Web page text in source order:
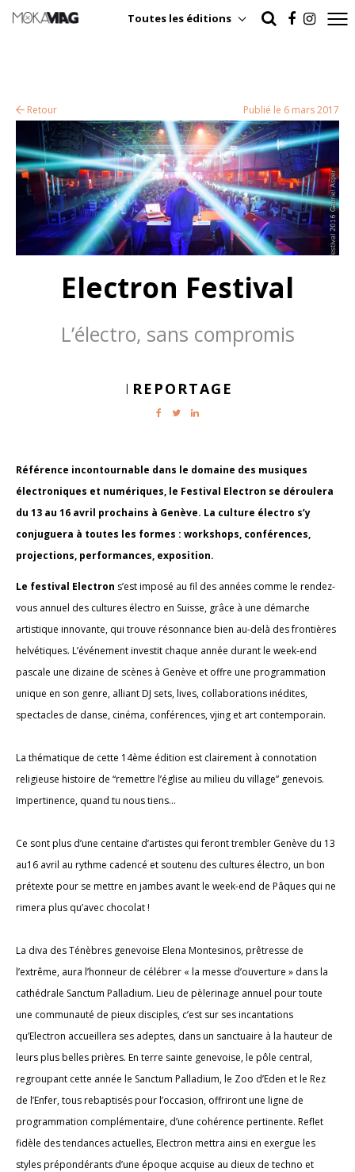
Toutes les éditions
Retour Publié le 6 mars 2017
Electron Festival
L’électro, sans compromis
| REPORTAGE
Référence incontournable dans le domaine des musiques
électroniques et numériques, le Festival Electron se déroulera
du 13 au 16 avril prochains à Genève. La culture électro s’y
conjuguera à toutes les formes : workshops, conférences,
projections, performances, exposition.
Le festival Electron s’est imposé au fil des années comme le rendez-
vous annuel des cultures électro en Suisse, grâce à une démarche
artistique innovante, qui trouve résonnance bien au-delà des frontières
helvétiques. L’événement investit chaque année durant le week-end
pascale une dizaine de scènes à Genève et offre une programmation
unique en son genre, alliant DJ sets, lives, collaborations inédites,
spectacles de danse, cinéma, conférences, vjing et art contemporain.
La thématique de cette 14ème édition est clairement à connotation
religieuse histoire de “remettre l’église au milieu du village” genevois.
Impertinence, quand tu nous tiens…
Ce sont plus d’une centaine d’artistes qui feront trembler Genève du 13
au16 avril au rythme cadencé et soutenu des cultures électro, un bon
prétexte pour se mettre en jambes avant le week-end de Pâques qui ne
rimera plus qu’avec chocolat !
La diva des Ténèbres genevoise Elena Montesinos, prêtresse de
l’extrême, aura l’honneur de célébrer « la messe d’ouverture » dans la
cathédrale Sanctum Palladium. Lieu de pèlerinage annuel pour toute
une communauté de pieux disciples, c’est sur ses incantations
qu’Electron accueillera ses adeptes, dans un sanctuaire à la hauteur de
leurs plus belles prières. En terre sainte genevoise, le pôle central,
regroupant cette année le Sanctum Palladium, le Zoo d’Eden et le Rez
de l’Enfer, tous rebaptisés pour l’occasion, offriront une ligne de
programmation complémentaire, d’une cohérence pertinente. Reflet
fidèle des tendances actuelles, Electron mettra ainsi en exergue les
styles prépondérants d’une époque acquise au dieux de techno et